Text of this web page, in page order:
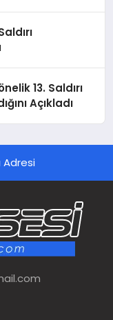
13. Saldırı
Açıkladı
Adresi